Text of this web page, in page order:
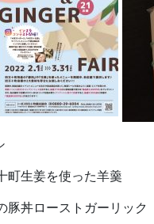
町生姜を使った羊羹
豚丼ローストガーリック